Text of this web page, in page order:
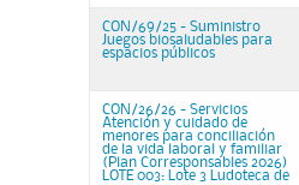
CON/69/25 - Suministro
Juegos biosaludables para
espacios públicos
CON/26/26 - Servicios
Atención y cuidado de
menores para conciliación
de la vida laboral y familiar
(Plan Corresponsables 2026)
LOTE 003: Lote 3 Ludoteca de